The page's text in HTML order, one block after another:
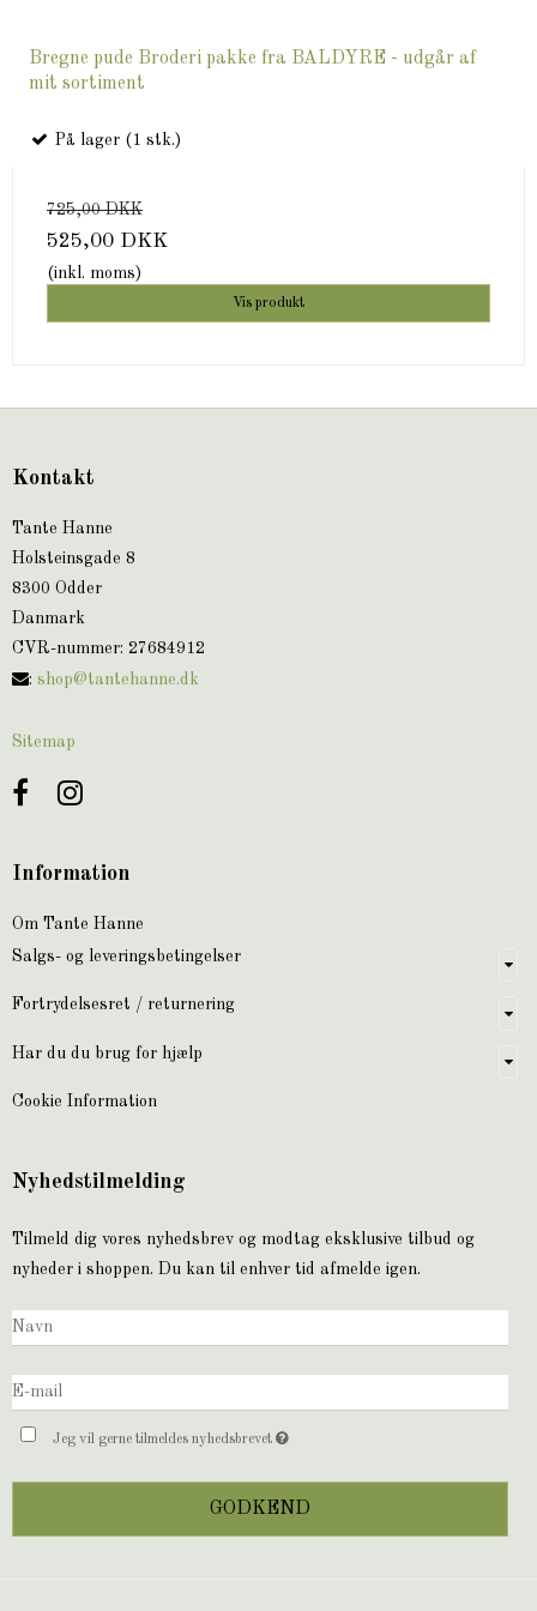
Bregne pude Broderi pakke fra BALDYRE - udgår af
mit sortiment
På lager (1 stk.)
725,00 DKK
525,00 DKK
(inkl. moms)
Vis produkt
Kontakt
Tante Hanne
Holsteinsgade 8
8300 Odder
Danmark
CVR-nummer: 27684912
: shop@tantehanne.dk
Sitemap
Information
Om Tante Hanne
Salgs- og leveringsbetingelser
Fortrydelsesret / returnering
Har du du brug for hjælp
Cookie Information
Nyhedstilmelding
Tilmeld dig vores nyhedsbrev og modtag eksklusive tilbud og
nyheder i shoppen. Du kan til enhver tid afmelde igen.
Jeg vil gerne tilmeldes nyhedsbrevet
GODKEND